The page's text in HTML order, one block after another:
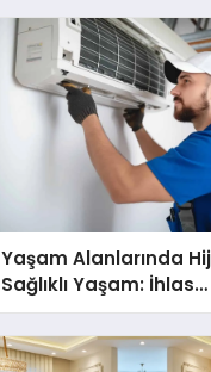
Yaşam Alanlarında
Sağlıklı Yaşam: İhlas
Cihazlarında Dürüst
Destek Deneyimi